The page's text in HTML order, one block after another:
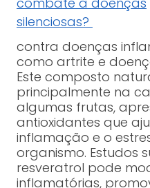
silenciosas?
contra doenças
como artrite e
Este composto
principalmente na
algumas frutas,
antioxidantes que
inflamação e o
organismo. Estudos
resveratrol pode
inflamatórias,